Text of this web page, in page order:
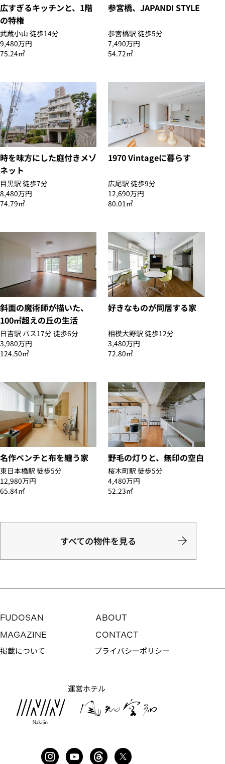
広すぎるキッチンと、1階
の特権
武蔵小山 徒歩14分
9,480万円
75.24㎡
参宮橋、JAPANDI STYLE
参宮橋駅 徒歩5分
7,490万円
54.72㎡
時を味方にした庭付きメゾ
ネット
目黒駅 徒歩7分
8,480万円
74.79㎡
1970 Vintageに暮らす
広尾駅 徒歩9分
12,690万円
80.01㎡
斜面の魔術師が描いた、
100㎡超えの丘の生活
日吉駅 バス17分 徒歩6分
3,980万円
124.50㎡
好きなものが同居する家
相模大野駅 徒歩12分
3,480万円
72.80㎡
名作ベンチと布を纏う家
東日本橋駅 徒歩5分
12,980万円
65.84㎡
野毛の灯りと、無印の空白
桜木町駅 徒歩5分
4,480万円
52.23㎡
すべての物件を見る
FUDOSAN
ABOUT
MAGAZINE
CONTACT
掲載について プライバシーポリシー
運営ホテル